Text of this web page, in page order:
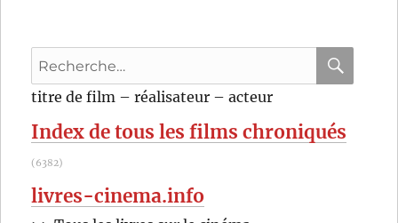
Recherche
pour
:
titre de film – réalisateur – acteur
Index de tous les films chroniqués
(6382)
livres-cinema.info